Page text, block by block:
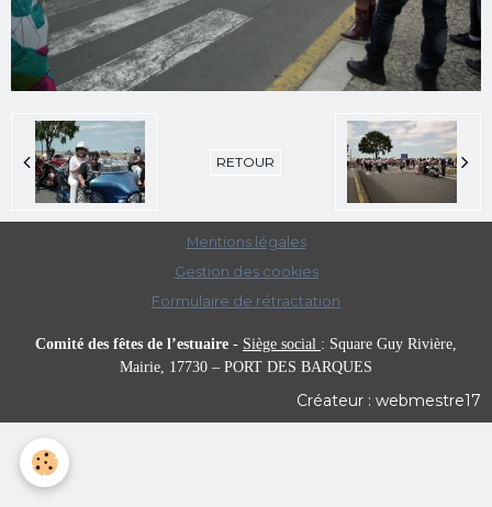
RETOUR
Mentions légales
Gestion des cookies
Formulaire de rétractation
Comité des fêtes de l’estuaire - Siège social : Square Guy Rivière,
Mairie, 17730 – PORT DES BARQUES
Créateur : webmestre17